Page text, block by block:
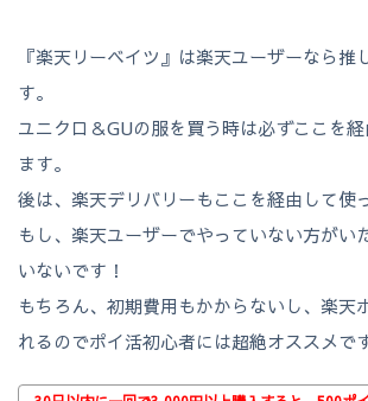
『楽天リーベイツ』は楽天ユーザーなら推
す。
ユニクロ＆GUの服を買う時は必ずここを
ます。
後は、楽天デリバリーもここを経由して使
もし、楽天ユーザーでやっていない方がい
いないです！
もちろん、初期費用もかからないし、楽天
れるのでポイ活初心者には超絶オススメで